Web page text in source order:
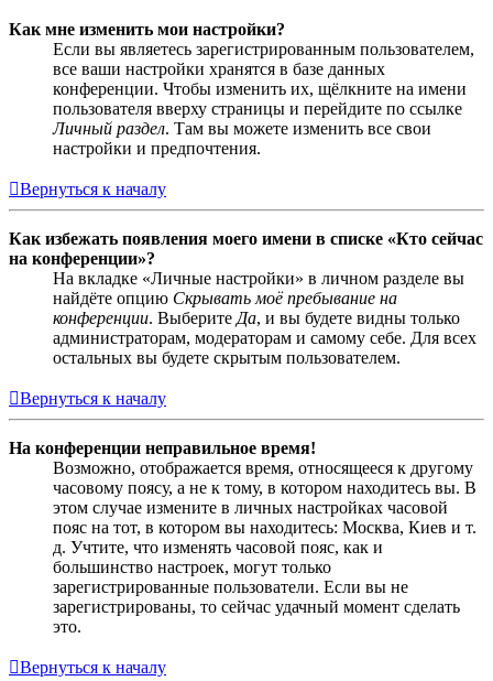
Как мне изменить мои настройки?
Если вы являетесь зарегистрированным пользователем,
все ваши настройки хранятся в базе данных
конференции. Чтобы изменить их, щёлкните на имени
пользователя вверху страницы и перейдите по ссылке
Личный раздел. Там вы можете изменить все свои
настройки и предпочтения.
Вернуться к началу
Как избежать появления моего имени в списке «Кто сейчас
на конференции»?
На вкладке «Личные настройки» в личном разделе вы
найдёте опцию Скрывать моё пребывание на
конференции. Выберите Да, и вы будете видны только
администраторам, модераторам и самому себе. Для всех
остальных вы будете скрытым пользователем.
Вернуться к началу
На конференции неправильное время!
Возможно, отображается время, относящееся к другому
часовому поясу, а не к тому, в котором находитесь вы. В
этом случае измените в личных настройках часовой
пояс на тот, в котором вы находитесь: Москва, Киев и т.
д. Учтите, что изменять часовой пояс, как и
большинство настроек, могут только
зарегистрированные пользователи. Если вы не
зарегистрированы, то сейчас удачный момент сделать
это.
Вернуться к началу